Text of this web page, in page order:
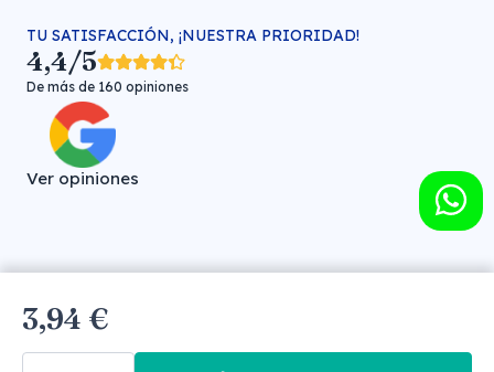
3,94 €
TU SATISFACCIÓN, ¡NUESTRA PRIORIDAD!
4,4/5
De más de 160 opiniones
Ver opiniones
30706451)